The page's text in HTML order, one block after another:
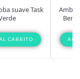
suave Task
CARRITO